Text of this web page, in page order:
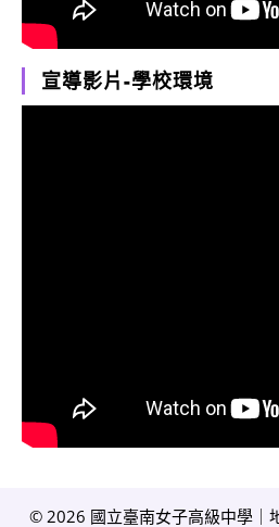
宣導影片-學校環境
© 2026 國立臺南女子高級中學｜